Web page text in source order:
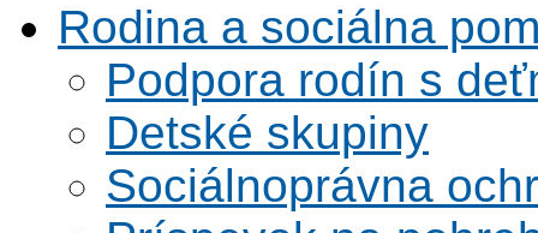
Rodina a sociálna
Podpora rodín s
Detské skupiny
Sociálnoprávna